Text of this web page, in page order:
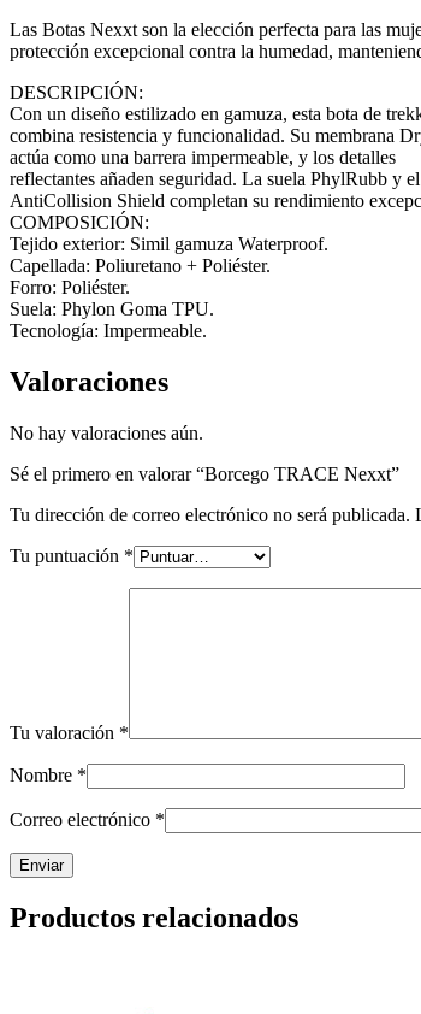
Las Botas Nexxt son la elección perfecta para las
protección excepcional contra la humedad,
DESCRIPCIÓN:
Con un diseño estilizado en gamuza, esta bota de
combina resistencia y funcionalidad. Su membrana
actúa como una barrera impermeable, y los detalles
reflectantes añaden seguridad. La suela PhylRubb y el
AntiCollision Shield completan su rendimiento
COMPOSICIÓN:
Tejido exterior: Simil gamuza Waterproof.
Capellada: Poliuretano + Poliéster.
Forro: Poliéster.
Suela: Phylon Goma TPU.
Tecnología: Impermeable.
Valoraciones
No hay valoraciones aún.
Sé el primero en valorar “Borcego TRACE Nexxt”
Tu dirección de correo electrónico no será publicada.
Tu puntuación *
Tu valoración *
Nombre *
Correo electrónico *
Productos relacionados